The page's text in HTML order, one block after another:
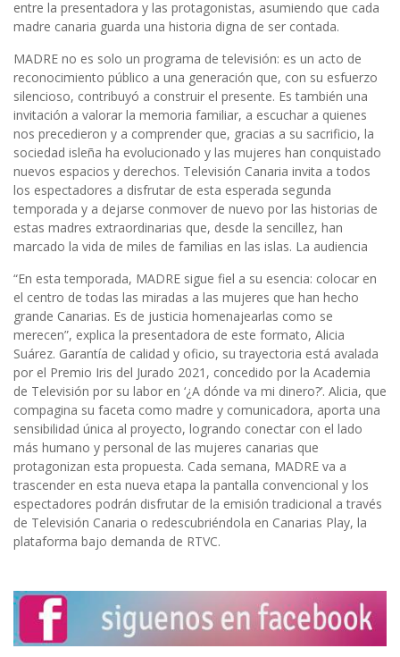
entre la presentadora y las protagonistas, asumiendo que cada
madre canaria guarda una historia digna de ser contada.
MADRE no es solo un programa de televisión: es un acto de
reconocimiento público a una generación que, con su esfuerzo
silencioso, contribuyó a construir el presente. Es también una
invitación a valorar la memoria familiar, a escuchar a quienes
nos precedieron y a comprender que, gracias a su sacrificio, la
sociedad isleña ha evolucionado y las mujeres han conquistado
nuevos espacios y derechos. Televisión Canaria invita a todos
los espectadores a disfrutar de esta esperada segunda
temporada y a dejarse conmover de nuevo por las historias de
estas madres extraordinarias que, desde la sencillez, han
marcado la vida de miles de familias en las islas. La audiencia
“En esta temporada, MADRE sigue fiel a su esencia: colocar en
el centro de todas las miradas a las mujeres que han hecho
grande Canarias. Es de justicia homenajearlas como se
merecen”, explica la presentadora de este formato, Alicia
Suárez. Garantía de calidad y oficio, su trayectoria está avalada
por el Premio Iris del Jurado 2021, concedido por la Academia
de Televisión por su labor en ‘¿A dónde va mi dinero?’. Alicia, que
compagina su faceta como madre y comunicadora, aporta una
sensibilidad única al proyecto, logrando conectar con el lado
más humano y personal de las mujeres canarias que
protagonizan esta propuesta. Cada semana, MADRE va a
trascender en esta nueva etapa la pantalla convencional y los
espectadores podrán disfrutar de la emisión tradicional a través
de Televisión Canaria o redescubriéndola en Canarias Play, la
plataforma bajo demanda de RTVC.